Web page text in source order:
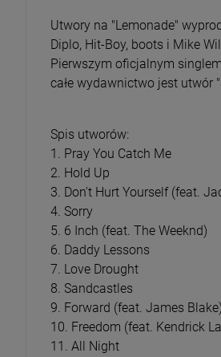
Utwory na "Lemonade"
Diplo, Hit-Boy, boots i Mike
Pierwszym oficjalnym
całe wydawnictwo jest utwór
Spis utworów:
1. Pray You Catch Me
2. Hold Up
3. Don't Hurt Yourself (feat.
4. Sorry
5. 6 Inch (feat. The Weeknd)
6. Daddy Lessons
7. Love Drought
8. Sandcastles
9. Forward (feat. James Blake)
10. Freedom (feat. Kendrick
11. All Night